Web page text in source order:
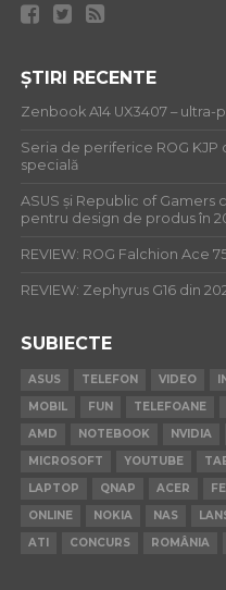
ȘTIRI RECENTE
Zenbook A14 UX3407 –
Seria de periferice ROG
specială
ASUS și Republic of
pentru design de produs în
REVIEW: ROG Falchion Ace
REVIEW: Zephyrus G16 din
SUBIECTE
ASUS TELEFON VIDEO
MOBIL
FUN TELEFOANE
AMD
NOTEBOOK NVIDIA
MICROSOFT
YOUTUBE
LAPTOP
QNAP ACER
ONLINE
NOKIA NAS
ATI
CONCURS ROMÂNIA